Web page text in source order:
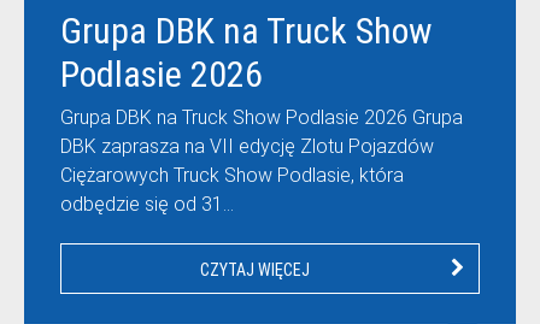
Grupa DBK na Truck Show
Podlasie 2026
Grupa DBK na Truck Show Podlasie 2026 Grupa
DBK zaprasza na VII edycję Zlotu Pojazdów
Ciężarowych Truck Show Podlasie, która
odbędzie się od 31…
CZYTAJ WIĘCEJ